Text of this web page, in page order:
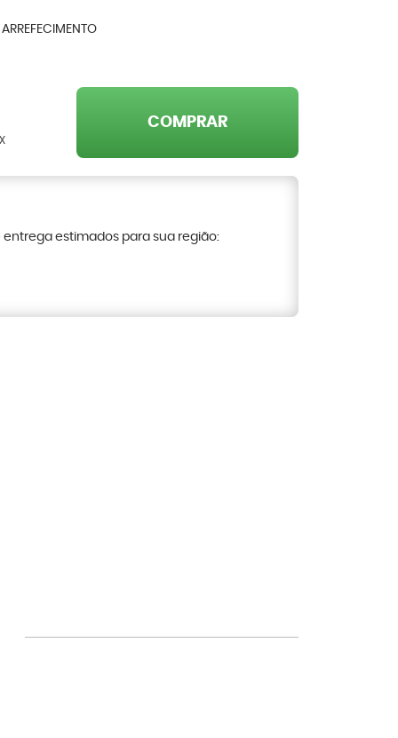
COMPRAR
entrega estimados para sua região: